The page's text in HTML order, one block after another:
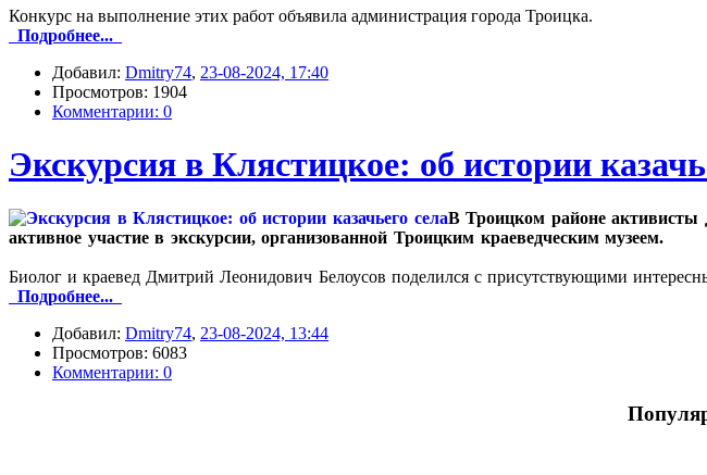
Конкурс на выполнение этих работ объявила администрация города Троицка.
Подробнее...
Добавил: Dmitry74, 23-08-2024, 17:40
Просмотров: 1904
Комментарии: 0
Экскурсия в Клястицкое: об истории
В Троицком районе
активное участие в экскурсии, организованной Троицким краеведческим музеем.
Биолог и краевед Дмитрий Леонидович Белоусов поделился с присутствующими
Подробнее...
Добавил: Dmitry74, 23-08-2024, 13:44
Просмотров: 6083
Комментарии: 0